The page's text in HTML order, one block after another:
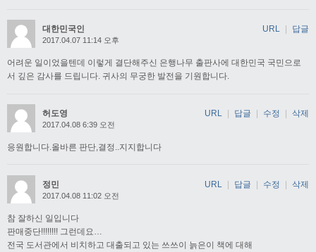
대한민국인
2017.04.07 11:14 오후
어려운 일이었을텐데 이렇게 결단해주신 은행나무 출판사에 대한민국 국민으로
서 깊은 감사를 드립니다. 귀사의 무궁한 발전을 기원합니다.
URL 답글
허도영
2017.04.08 6:39 오전
응원합니다.올바른 판단,결정..지지합니다
URL 답글 수정 삭제
정민
2017.04.08 11:02 오전
참 잘하신 일입니다
판매중단!!!!!!!! 그런데요…
전국 도서관에서 비치하고 대출되고 있는 쓰쓰이 늙은이 책에 대해
URL | 답글 | 수정 | 삭제